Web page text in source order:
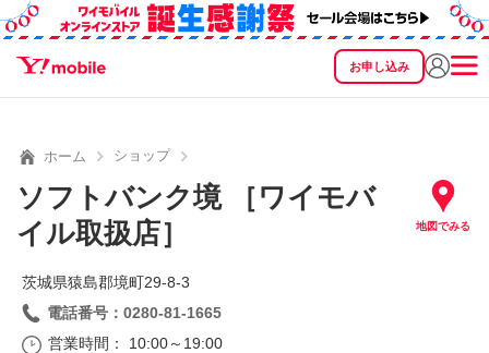
お申し込み
SEARCH
ホーム ショップ
ソフトバンク境 ［ワイモバ
イル取扱店］
地図でみる
茨城県猿島郡境町29‐8‐3
電話番号：0280-81-1665
営業時間： 10:00～19:00